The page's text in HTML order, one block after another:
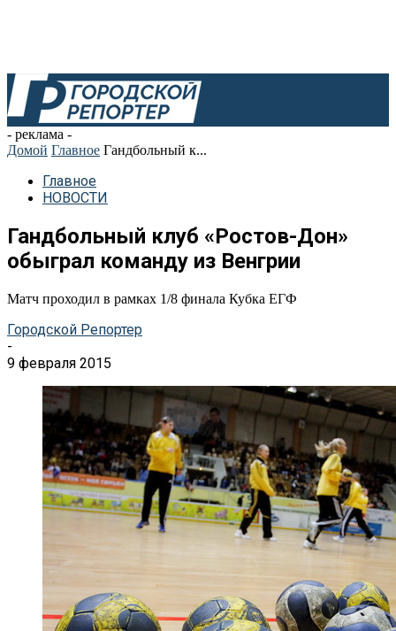
- реклама -
Домой Главное Гандбольный к...
Главное
НОВОСТИ
Гандбольный клуб «Ростов-Дон»
обыграл команду из Венгрии
Матч проходил в рамках 1/8 финала Кубка ЕГФ
Городской Репортер
-
9 февраля 2015